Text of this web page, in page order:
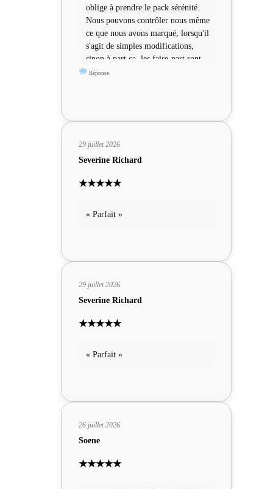
oblige à prendre le pack sérénité.
Nous pouvons contrôler nous même
ce que nous avons marqué, lorsqu'il
s'agit de simples modifications,
sinon à part ça, les faire-part sont
sympas »
Réponse
29 juillet 2026
Severine Richard
★★★★★
« Parfait »
29 juillet 2026
Severine Richard
★★★★★
« Parfait »
26 juillet 2026
Soene
★★★★★